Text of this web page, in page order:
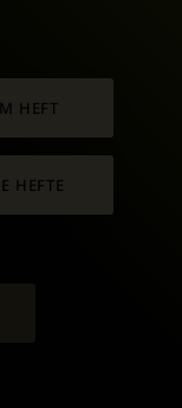
HEFT
HEFTE